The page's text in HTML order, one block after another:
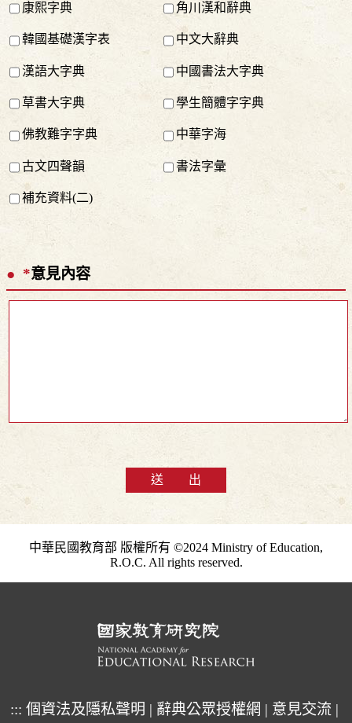
康熙字典 角川漢和辭典
韓國基礎漢字表 中文大辭典
漢語大字典 中國書法大字典
草書大字典 學生簡體字字典
佛教難字字典 中華字海
古文四聲韻 書法字彙
補充資料(二)
*意見內容
送 出
中華民國教育部 版權所有 ©2024 Ministry of Education,
R.O.C. All rights reserved.
::: 個資法及隱私聲明 | 辭典公眾授權網 | 意見交流 |